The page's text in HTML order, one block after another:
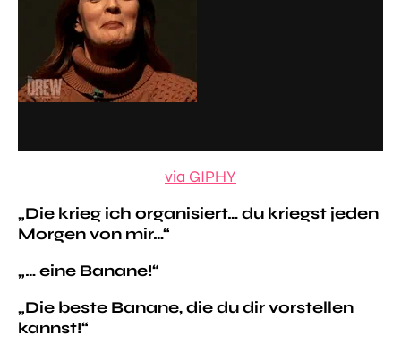
via GIPHY
„Die krieg ich organisiert… du kriegst jeden
Morgen von mir…“
„… eine Banane!“
„Die beste Banane, die du dir vorstellen
kannst!“